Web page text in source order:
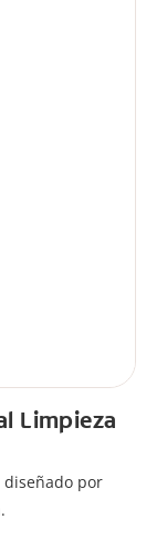
Limpieza
diseñado por